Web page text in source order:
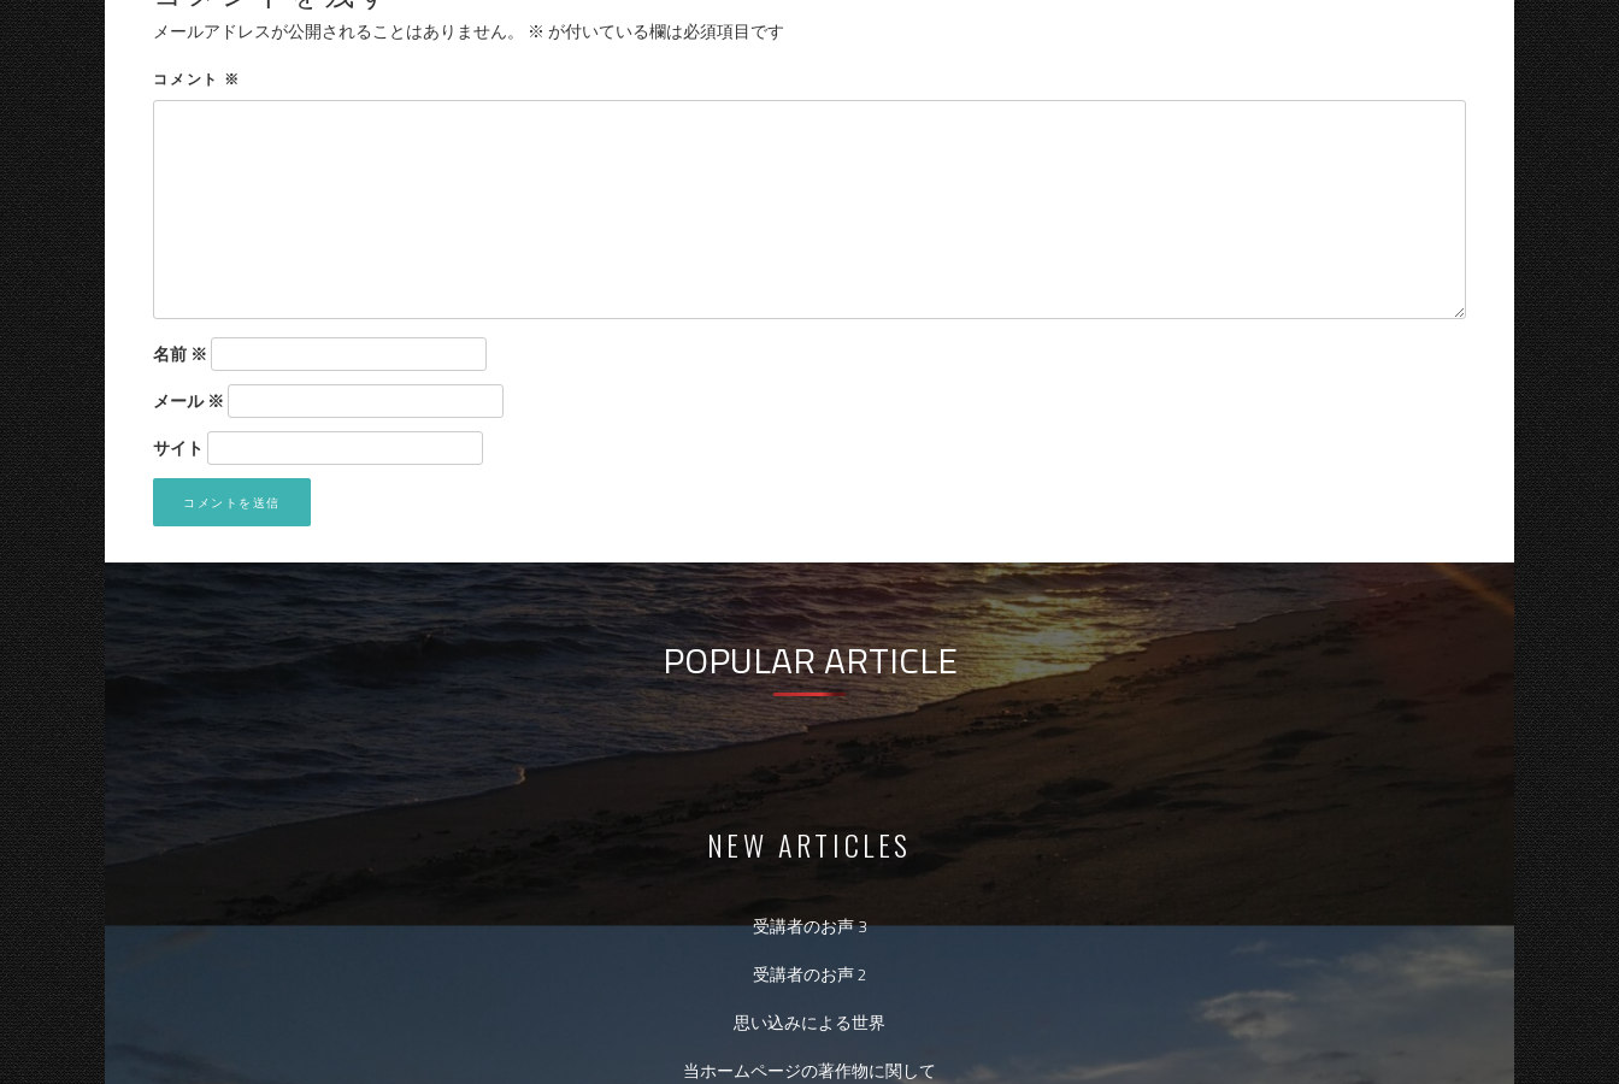
メールアドレスが公開されることはありません。 ※ が付いている欄は必須項目です
コメント ※
名前 ※
メール※
サイト
POPULAR ARTICLE
NEW ARTICLES
受講者のお声 3
受講者のお声 2
思い込みによる世界
当ホームページの著作物に関して